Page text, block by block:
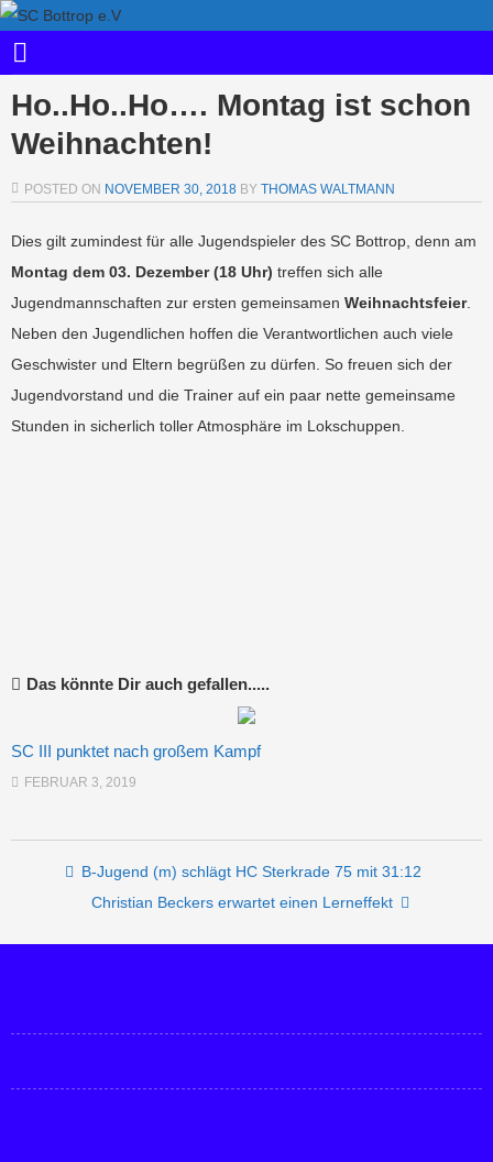
Ho..Ho..Ho…. Montag ist schon
Weihnachten!
POSTED ON NOVEMBER 30, 2018 BY THOMAS WALTMANN
Dies gilt zumindest für alle Jugendspieler des SC Bottrop, denn am
Montag dem 03. Dezember (18 Uhr) treffen sich alle
Jugendmannschaften zur ersten gemeinsamen Weihnachtsfeier.
Neben den Jugendlichen hoffen die Verantwortlichen auch viele
Geschwister und Eltern begrüßen zu dürfen. So freuen sich der
Jugendvorstand und die Trainer auf ein paar nette gemeinsame
Stunden in sicherlich toller Atmosphäre im Lokschuppen.
Das könnte Dir auch gefallen.....
SC III punktet nach großem Kampf
FEBRUAR 3, 2019
Post navigation
B-Jugend (m) schlägt HC Sterkrade 75 mit 31:12
Christian Beckers erwartet einen Lerneffekt